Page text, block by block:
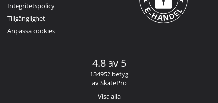
Integritetspolicy
Tillgänglighet
Anpassa cookies
4.8 av 5
134952 betyg
av SkatePro
Visa alla